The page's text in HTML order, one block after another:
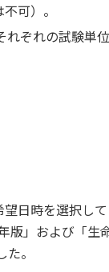
可）。
ぞれの試験
時を選択し
」および「生
。